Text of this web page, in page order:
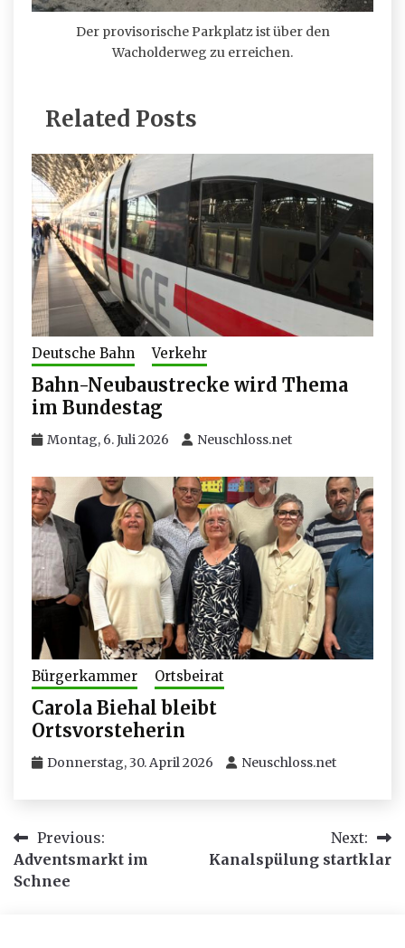
Der provisorische Parkplatz ist über den
Wacholderweg zu erreichen.
Related Posts
Deutsche Bahn Verkehr
Bahn-Neubaustrecke wird Thema
im Bundestag
Montag, 6. Juli 2026 Neuschloss.net
Bürgerkammer Ortsbeirat
Carola Biehal bleibt
Ortsvorsteherin
Donnerstag, 30. April 2026 Neuschloss.net
Beitragsnavigation
Previous:
Adventsmarkt im
Schnee
Next:
Kanalspülung startklar